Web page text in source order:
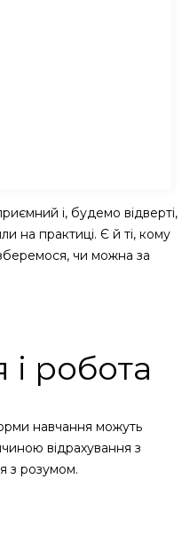
і, будемо відверті,
на практиці. Є й ті, кому
чи можна за
робота
навчання можуть
відрахування з
з розумом.